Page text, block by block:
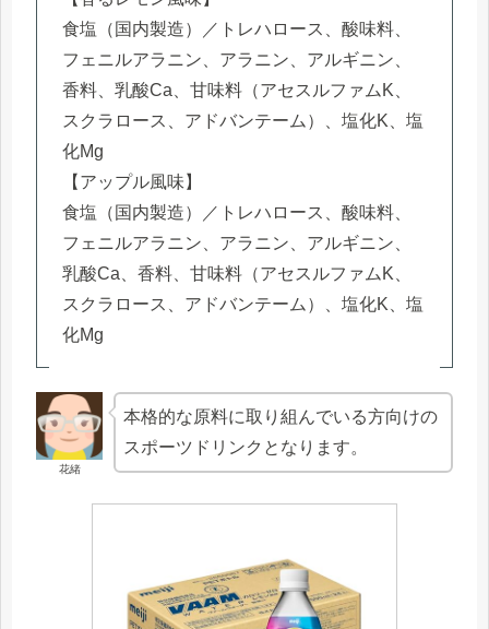
食塩（国内製造）／トレハロース、酸味料、
フェニルアラニン、アラニン、アルギニン、
香料、乳酸Ca、甘味料（アセスルファムK、
スクラロース、アドバンテーム）、塩化K、塩
化Mg
【アップル風味】
食塩（国内製造）／トレハロース、酸味料、
フェニルアラニン、アラニン、アルギニン、
乳酸Ca、香料、甘味料（アセスルファムK、
スクラロース、アドバンテーム）、塩化K、塩
化Mg
花緒
本格的な原料に取り組んでいる方向けの
スポーツドリンクとなります。